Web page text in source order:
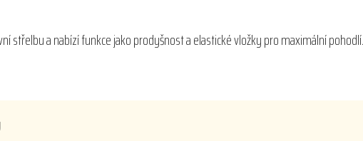
střelbu a nabízí funkce jako prodyšnost a elastické vložky pro maximální pohodlí.